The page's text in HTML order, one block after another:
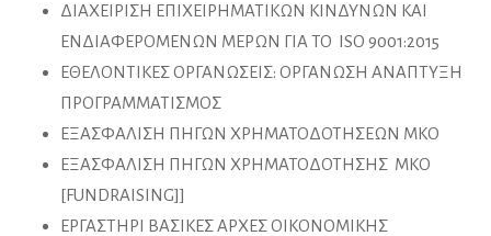
ΔΙΑΧΕΙΡΙΣΗ ΕΠΙΧΕΙΡΗΜΑΤΙΚΩΝ ΚΙΝΔΥΝΩΝ ΚΑΙ
ΕΝΔΙΑΦΕΡΟΜΕΝΩΝ ΜΕΡΩΝ ΓΙΑ ΤΟ ISO 9001:2015
ΕΘΕΛΟΝΤΙΚΕΣ ΟΡΓΑΝΩΣΕΙΣ: ΟΡΓΑΝΩΣΗ ΑΝΑΠΤΥΞΗ
ΠΡΟΓΡΑΜΜΑΤΙΣΜΟΣ
ΕΞΑΣΦΑΛΙΣΗ ΠΗΓΩΝ ΧΡΗΜΑΤΟΔΟΤΗΣΕΩΝ ΜΚΟ
ΕΞΑΣΦΑΛΙΣΗ ΠΗΓΩΝ ΧΡΗΜΑΤΟΔΟΤΗΣΗΣ ΜΚΟ
[FUNDRAISING]]
ΕΡΓΑΣΤΗΡΙ ΒΑΣΙΚΕΣ ΑΡΧΕΣ ΟΙΚΟΝΟΜΙΚΗΣ